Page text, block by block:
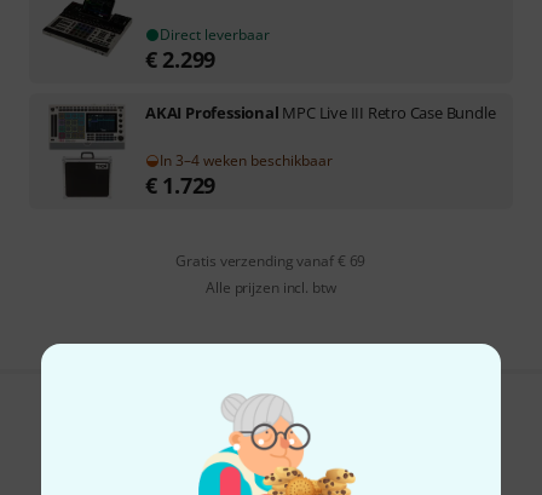
Direct leverbaar
€ 2.299
AKAI Professional MPC Live III Retro Case Bundle
In 3–4 weken beschikbaar
€ 1.729
Gratis verzending vanaf € 69
Alle prijzen incl. btw
Bevalt het wat u ziet?
Delen Hulp & Feedback